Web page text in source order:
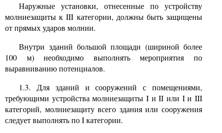
Наружные установки, отнесенные по устройству
молниезащиты кIII категории, должны быть защищены
от прямых ударов молнии.
Внутри зданий большой площади (шириной более
100 м) необходимо выполнять мероприятия по
выравниванию потенциалов.
1.3. Для зданий и сооружений с помещениями,
требующими устройства молниезащиты I и II или I и III
категорий, молниезащиту всего здания или сооружения
следует выполнять по I категории.